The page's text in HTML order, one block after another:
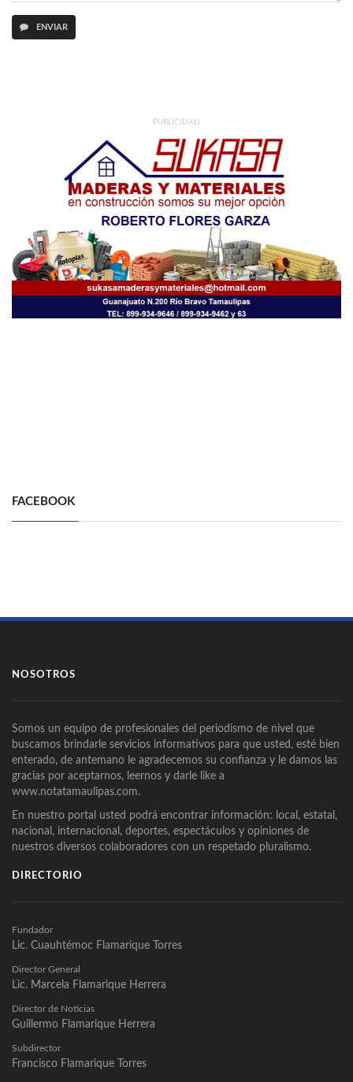
ENVIAR
PUBLICIDAD
FACEBOOK
NOSOTROS
Somos un equipo de profesionales del periodismo de nivel que
buscamos brindarle servicios informativos para que usted, esté bien
enterado, de antemano le agradecemos su confianza y le damos las
gracias por aceptarnos, leernos y darle like a
www.notatamaulipas.com.
En nuestro portal usted podrá encontrar información: local, estatal,
nacional, internacional, deportes, espectáculos y opiniones de
nuestros diversos colaboradores con un respetado pluralismo.
DIRECTORIO
Fundador
Lic. Cuauhtémoc Flamarique Torres
Director General
Lic. Marcela Flamarique Herrera
Director de Noticias
Guillermo Flamarique Herrera
Subdirector
Francisco Flamarique Torres